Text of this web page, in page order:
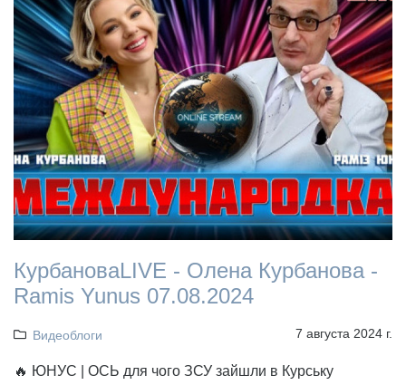
КурбановаLIVE - Олена Курбанова -
Ramis Yunus 07.08.2024
Видеоблоги 7 августа 2024 г.
🔥 ЮНУС | ОСЬ для чого ЗСУ зайшли в Курську